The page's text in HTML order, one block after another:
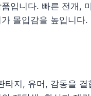
입니다. 빠른 전개,
몰입감을 높입니다.
타지, 유머, 감동을 결